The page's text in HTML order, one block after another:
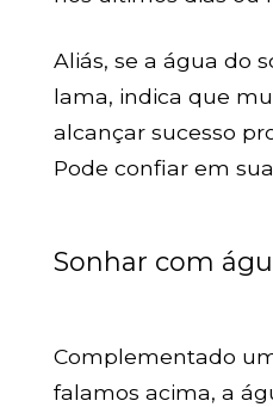
Aliás, se a água do
lama, indica que
alcançar sucesso
Pode confiar em
Sonhar com
Complementado
falamos acima, a